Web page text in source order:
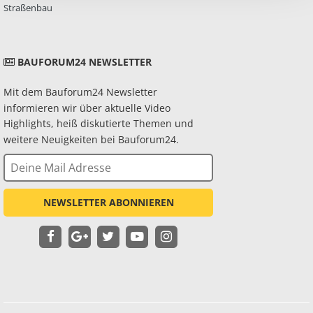
Straßenbau
BAUFORUM24 NEWSLETTER
Mit dem Bauforum24 Newsletter
informieren wir über aktuelle Video
Highlights, heiß diskutierte Themen und
weitere Neuigkeiten bei Bauforum24.
NEWSLETTER ABONNIEREN